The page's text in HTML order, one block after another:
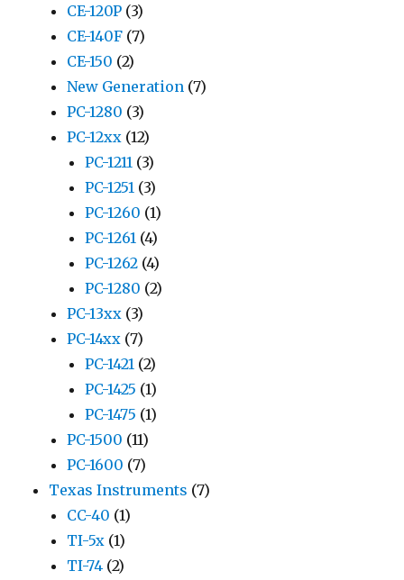
CE-120P (3)
CE-140F (7)
CE-150 (2)
New Generation (7)
PC-1280 (3)
PC-12xx (12)
PC-1211 (3)
PC-1251 (3)
PC-1260 (1)
PC-1261 (4)
PC-1262 (4)
PC-1280 (2)
PC-13xx (3)
PC-14xx (7)
PC-1421 (2)
PC-1425 (1)
PC-1475 (1)
PC-1500 (11)
PC-1600 (7)
Texas Instruments (7)
CC-40 (1)
TI-5x (1)
TI-74 (2)